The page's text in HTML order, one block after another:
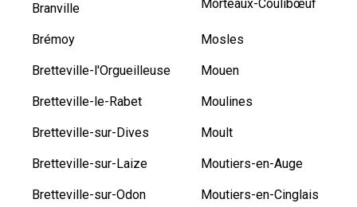
Branville
Brémoy
Bretteville-l'Orgueilleuse
Bretteville-le-Rabet
Bretteville-sur-Dives
Bretteville-sur-Laize
Bretteville-sur-Odon
Morteaux-Coulibœuf
Mosles
Mouen
Moulines
Moult
Moutiers-en-Auge
Moutiers-en-Cinglais